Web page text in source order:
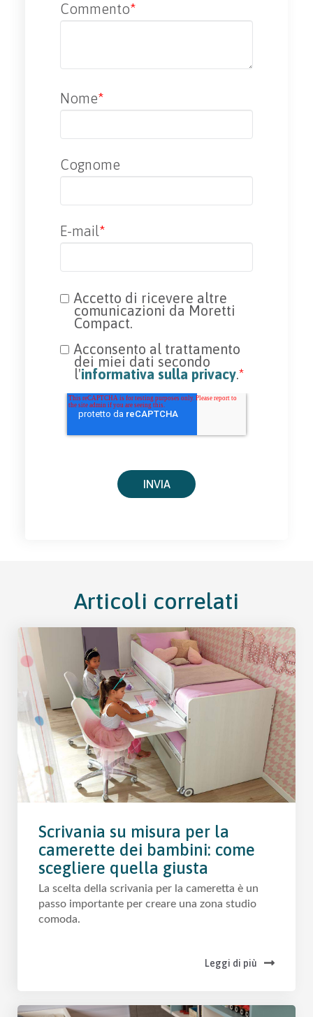
Commento*
Nome*
Cognome
E-mail*
Accetto di ricevere altre
comunicazioni da Moretti
Compact.
Acconsento al trattamento
dei miei dati secondo
l'informativa sulla privacy.*
Articoli correlati
Scrivania su misura per la
camerette dei bambini: come
scegliere quella giusta
La scelta della scrivania per la cameretta è un
passo importante per creare una zona studio
comoda.
Leggi di più